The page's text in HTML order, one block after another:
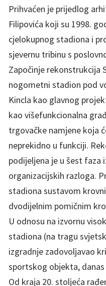
Prihvaćen je prijedlog
Filipovića koji su 1998.
cjelokupnog stadiona i
sjevernu tribinu s
Započinje rekonstrukcija
nogometni stadion pod
Kincla kao glavnog
kao višefunkcionalna
trgovačke namjene koja
neprekidno u funkciji.
podijeljena je u šest faza
organizacijskih razloga.
stadiona sustavom
dvodijelnim pomičnim
U odnosu na izvornu
stadiona (na tragu
izgradnje zadovoljavao
sportskog objekta,
Od kraja 20. stoljeća